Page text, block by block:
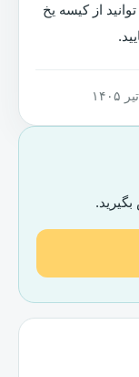
از کیسه یخ